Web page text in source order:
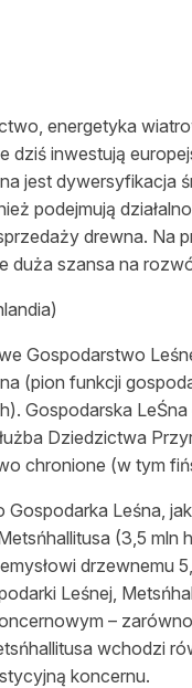
energetyka
dziś inwestują
jest dywersyfikacja
podejmują
drewna. Na
duża szansa na
Gospodarstwo
(pion funkcji
Gospodarska
Dziedzictwa
chronione (w tym
Gospodarka Leśna,
(3,5 mln
drzewnemu
Leśnej,
–
wchodzi
koncernu.